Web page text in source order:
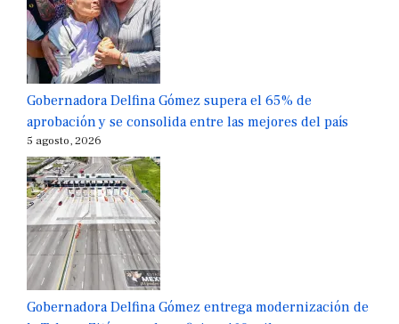
Gobernadora Delfina Gómez supera el 65% de
aprobación y se consolida entre las mejores del país
5 agosto, 2026
Gobernadora Delfina Gómez entrega modernización de